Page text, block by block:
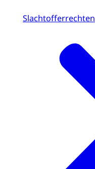
Slachtofferrechten